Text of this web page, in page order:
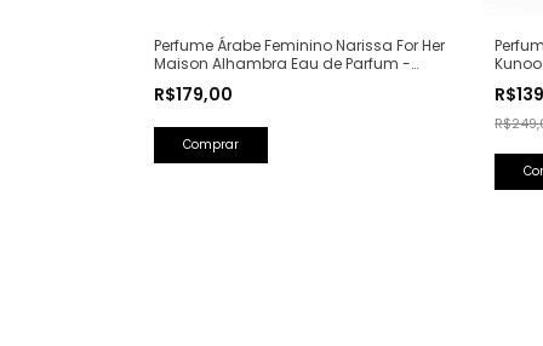
Perfume Árabe Feminino Narissa For Her
Maison Alhambra Eau de Parfum -
For Her)
R$179,00